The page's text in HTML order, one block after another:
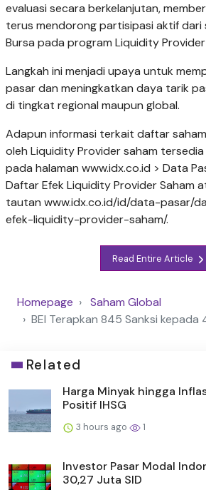
evaluasi secara berkelanjutan,
terus mendorong partisipasi aktif dari
Bursa pada program Liquidity Provider
Langkah ini menjadi upaya untuk
pasar dan meningkatkan daya tarik
di tingkat regional maupun global.
Adapun informasi terkait daftar
oleh Liquidity Provider saham
pada halaman www.idx.co.id > Data
Daftar Efek Liquidity Provider Saham
tautan www.idx.co.id/id/data-pasar/
efek-liquidity-provider-saham/.
Read Entire Article
Homepage
Saham Global
BEI Terapkan 845 Sanksi kepada
Related
Harga Minyak hingga
Positif IHSG
3 hours ago 1
Investor Pasar Modal
30,27 Juta SID